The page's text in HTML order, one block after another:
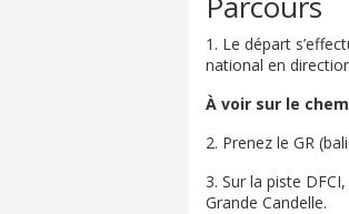
1. Le départ
national en
À voir sur le
2. Prenez le GR
3. Sur la piste
Grande Candelle.